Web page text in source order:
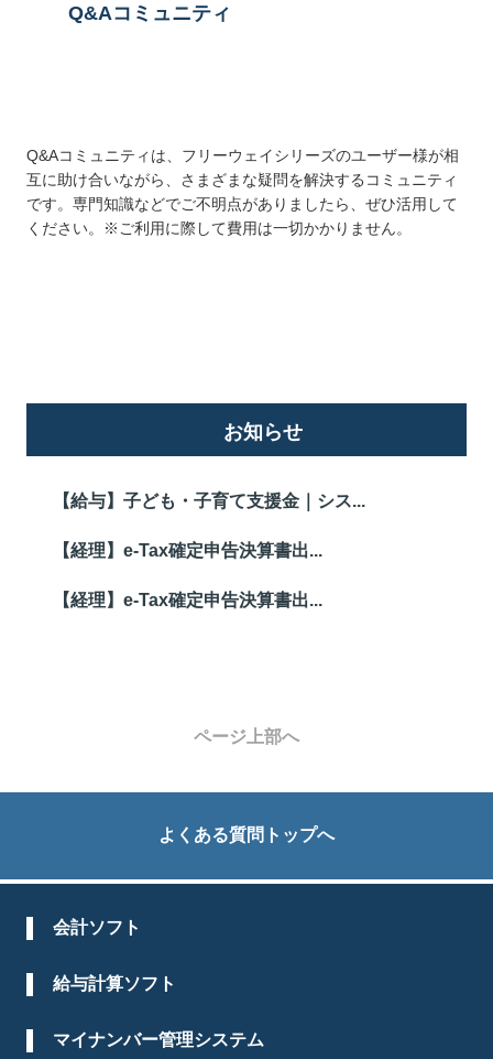
Q&Aコミュニティ
Q&Aコミュニティは、フリーウェイシリーズのユーザー様が相
互に助け合いながら、さまざまな疑問を解決するコミュニティ
です。専門知識などでご不明点がありましたら、ぜひ活用して
ください。※ご利用に際して費用は一切かかりません。
お知らせ
【給与】子ども・子育て支援金｜シス...
【経理】e-Tax確定申告決算書出...
【経理】e-Tax確定申告決算書出...
ページ上部へ
よくある質問トップへ
会計ソフト
給与計算ソフト
マイナンバー管理システム